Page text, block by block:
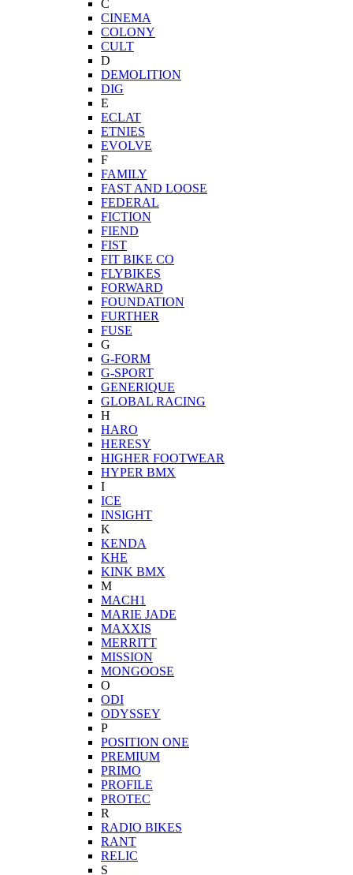
C
CINEMA
COLONY
CULT
D
DEMOLITION
DIG
E
ECLAT
ETNIES
EVOLVE
F
FAMILY
FAST AND LOOSE
FEDERAL
FICTION
FIEND
FIST
FIT BIKE CO
FLYBIKES
FORWARD
FOUNDATION
FURTHER
FUSE
G
G-FORM
G-SPORT
GENERIQUE
GLOBAL RACING
H
HARO
HERESY
HIGHER FOOTWEAR
HYPER BMX
I
ICE
INSIGHT
K
KENDA
KHE
KINK BMX
M
MACH1
MARIE JADE
MAXXIS
MERRITT
MISSION
MONGOOSE
O
ODI
ODYSSEY
P
POSITION ONE
PREMIUM
PRIMO
PROFILE
PROTEC
R
RADIO BIKES
RANT
RELIC
S